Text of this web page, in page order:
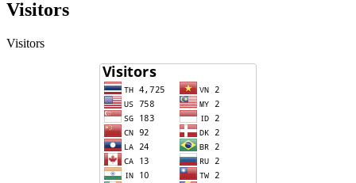
Visitors
Visitors